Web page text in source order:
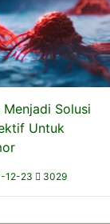
Solusi
Untuk
12-23 3029